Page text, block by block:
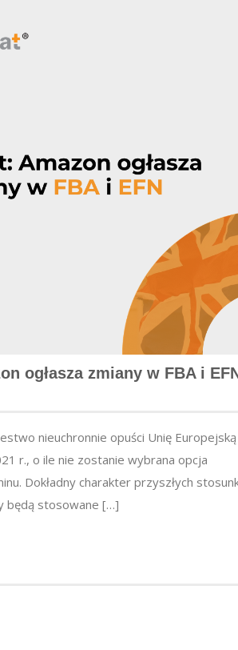
ogłasza zmiany w FBA i
nieuchronnie opuści Unię
r., o ile nie zostanie wybrana opcja
Dokładny charakter przyszłych
będą stosowane […]